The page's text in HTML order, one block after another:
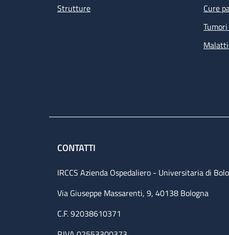
Strutture
Cure
CONTATTI
IRCCS Azienda Ospedaliero - Universitaria di
Via Giuseppe Massarenti, 9, 40138 Bologna
C.F. 92038610371